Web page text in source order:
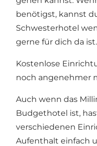
benötigst, kannst
Schwesterhotel
gerne für dich da ist.
Kostenlose
noch angenehmer
Auch wenn das
Budgethotel ist,
verschiedenen
Aufenthalt einfach